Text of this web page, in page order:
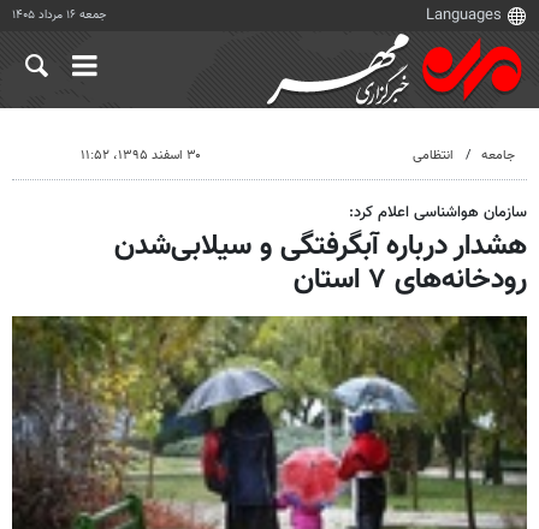
جمعه ۱۶ مرداد ۱۴۰۵
جامعه انتظامی ۳۰ اسفند ۱۳۹۵، ۱۱:۵۲
سازمان هواشناسی اعلام کرد:
هشدار درباره آبگرفتگی و سیلابی‌شدن
رودخانه‌های ۷ استان